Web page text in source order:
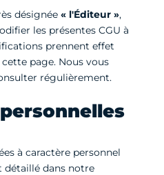
désignée « l'Éditeur »,
les présentes CGU à
prennent effet
page. Nous vous
régulièrement.
à caractère personnel
détaillé dans notre